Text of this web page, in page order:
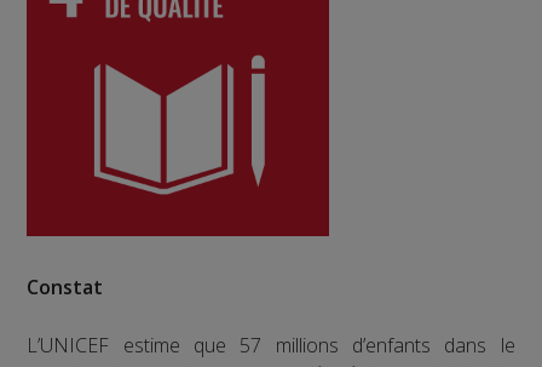
Constat
L’UNICEF estime que 57 millions d’enfants dans le